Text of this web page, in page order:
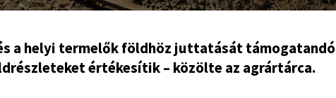
a helyi termelők földhöz juttatását támogatandó
értékesítik – közölte az agrártárca.